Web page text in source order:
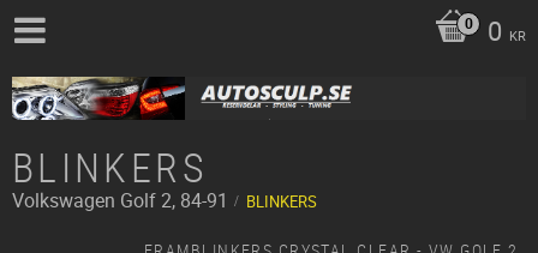
0 KR
BLINKERS
Volkswagen Golf 2, 84-91 BLINKERS